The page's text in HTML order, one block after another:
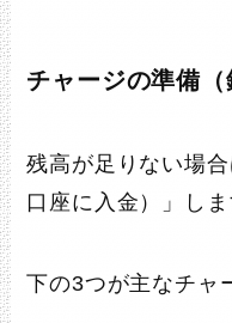
チャージの準備（
残高が足りない場
口座に入金）」しま
下の3つが主なチャ